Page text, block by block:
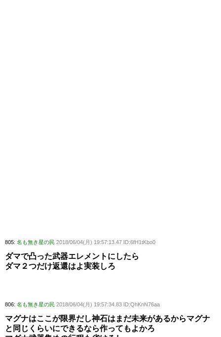
805: 名も無き星の民 2018/06/04(月) 19:57:13.47 ID:6fH1tKbo0
ダマで凸った武器エレメントにしたら
ダマ２つだけ返還はよ実装しろ
806: 名も無き星の民 2018/06/04(月) 19:57:34.83 ID:QhKnN76aa
マグナはここが限界だし神石はまだ未来があるからマグナ
と同じくらいにできるなら作ってもよかろ